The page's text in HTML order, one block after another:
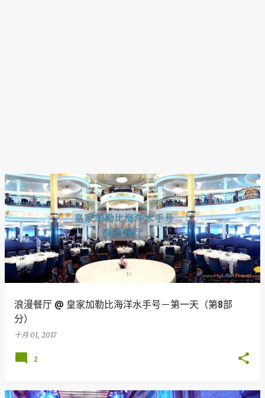
浪漫餐厅 @ 皇家加勒比海洋水手号－第一天（第8部
分）
十月 01, 2017
2